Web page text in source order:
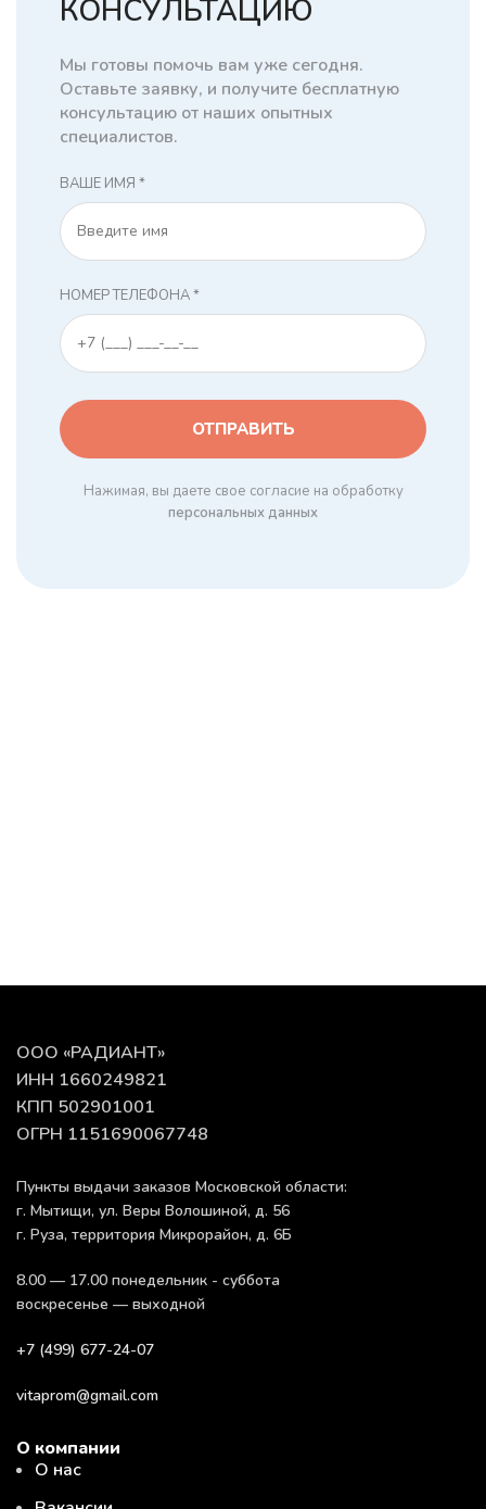
КОНСУЛЬТАЦИЮ
Мы готовы помочь вам уже сегодня.
Оставьте заявку, и получите бесплатную
консультацию от наших опытных
специалистов.
ВАШЕ ИМЯ *
НОМЕР ТЕЛЕФОНА *
Нажимая, вы даете свое согласие на обработку
персональных данных
ООО «РАДИАНТ»
ИНН 1660249821
КПП 502901001
ОГРН 1151690067748
Пункты выдачи заказов Московской области:
г. Мытищи, ул. Веры Волошиной, д. 56
г. Руза, территория Микрорайон, д. 6Б
8.00 — 17.00 понедельник - суббота
воскресенье — выходной
+7 (499) 677-24-07
vitaprom@gmail.com
О компании
О нас